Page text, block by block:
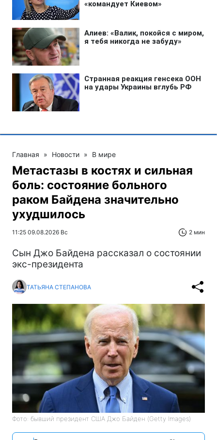
Главная » Новости » В мире
Метастазы в костях и сильная
боль: состояние больного
раком Байдена значительно
ухудшилось
11:25 09.08.2026 Вс 2 мин
Сын Джо Байдена рассказал о состоянии
экс-президента
ТАТЬЯНА СТЕПАНОВА
Фото: бывший президент США Джо Байден (Getty Images)